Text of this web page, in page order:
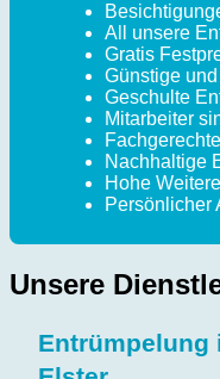
All unsere
Gratis
Günstige
Geschulte
Mitarbeiter
Nachhaltige
Hohe
Persönlicher
Unsere
Entrümpelung